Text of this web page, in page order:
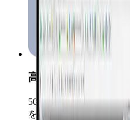
高度なチャート＆イ
50種類以上のテクニカ
を提供